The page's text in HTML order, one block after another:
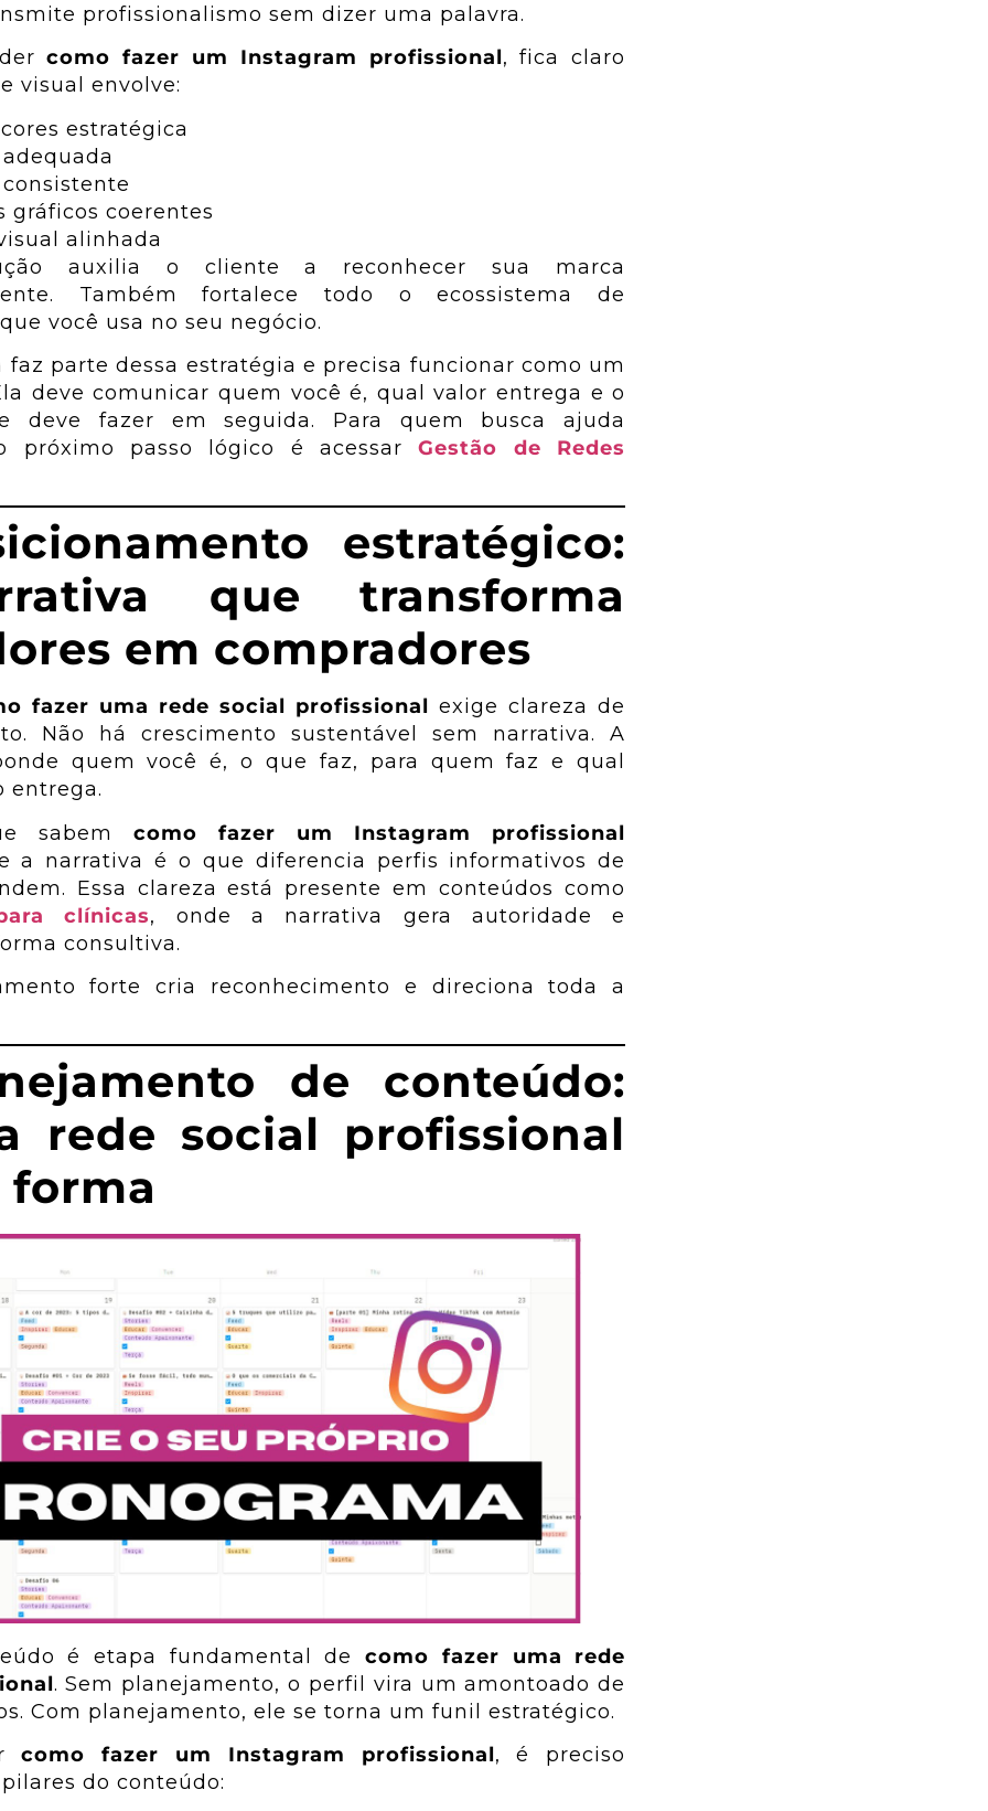
profissionalismo sem dizer uma palavra.
como fazer um Instagram profissional, fica claro
visual envolve:
estratégica
gráficos coerentes
alinhada
auxilia o cliente a reconhecer sua marca
Também fortalece todo o ecossistema de
você usa no seu negócio.
parte dessa estratégia e precisa funcionar como um
deve comunicar quem você é, qual valor entrega e o
deve fazer em seguida. Para quem busca ajuda
próximo passo lógico é acessarGestão de Redes
estratégico:
que transforma
em compradores
fazer uma rede social profissional exige clareza de
Não há crescimento sustentável sem narrativa. A
quem você é, o que faz, para quem faz e qual
entrega.
sabem como fazer um Instagram profissional
a narrativa é o que diferencia perfis informativos de
Essa clareza está presente em conteúdos como
clínicas, onde a narrativa gera autoridade e
consultiva.
forte cria reconhecimento e direciona toda a
de conteúdo:
rede social profissional
forma
é etapa fundamental decomo fazer uma rede
. Sem planejamento, o perfil vira um amontoado de
Com planejamento, ele se torna um funil estratégico.
como fazer um Instagram profissional, é preciso
do conteúdo: